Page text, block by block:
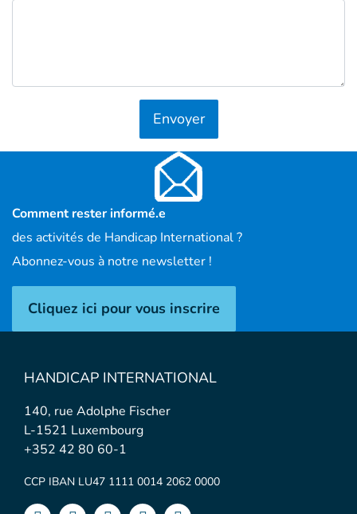
Envoyer
Comment rester informé.e
des activités de Handicap International ?
Abonnez-vous à notre newsletter !
Cliquez ici pour vous inscrire
HANDICAP INTERNATIONAL
140, rue Adolphe Fischer
L-1521 Luxembourg
+352 42 80 60-1
CCP IBAN LU47 1111 0014 2062 0000